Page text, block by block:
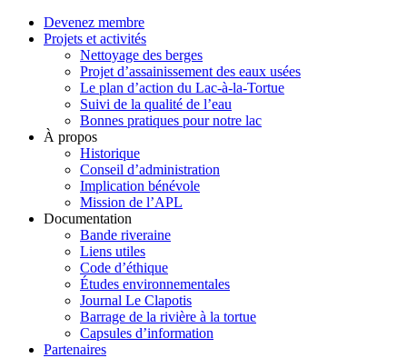
Devenez membre
Projets et activités
Nettoyage des berges
Projet d’assainissement des eaux usées
Le plan d’action du Lac-à-la-Tortue
Suivi de la qualité de l’eau
Bonnes pratiques pour notre lac
À propos
Historique
Conseil d’administration
Implication bénévole
Mission de l’APL
Documentation
Bande riveraine
Liens utiles
Code d’éthique
Études environnementales
Journal Le Clapotis
Barrage de la rivière à la tortue
Capsules d’information
Partenaires